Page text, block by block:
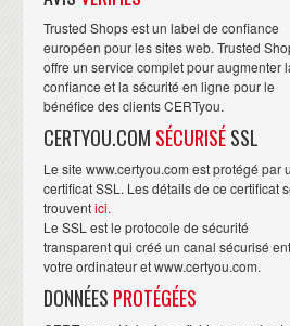
Trusted Shops est un label de confiance
européen pour les sites web. Trusted
offre un service complet pour augmenter
confiance et la sécurité en ligne pour le
bénéfice des clients CERTyou.
CERTYOU.COM SÉCURISÉSSL
Le site www.certyou.com est protégé par
certificat SSL. Les détails de ce certificat
trouventici.
Le SSL est le protocole de sécurité
transparent qui créé un canal sécurisé
votre ordinateur et www.certyou.com.
DONNÉES PROTÉGÉES